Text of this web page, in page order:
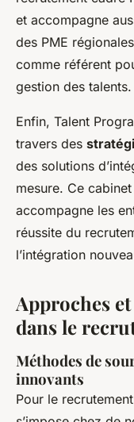
et accompagne
des PME
comme référent
gestion des talents.
Enfin, Talent
travers des
des solutions
mesure. Ce
accompagne les
réussite du
l’intégration
Approches
dans le
Méthodes de
innovants
Pour le